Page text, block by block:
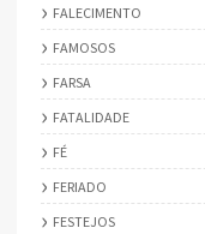
FALECIMENTO
FAMOSOS
FARSA
FATALIDADE
FÉ
FERIADO
FESTEJOS